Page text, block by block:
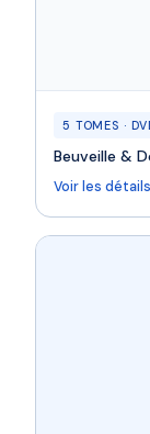
5 TOMES ·
Beuveille &
Voir les détails